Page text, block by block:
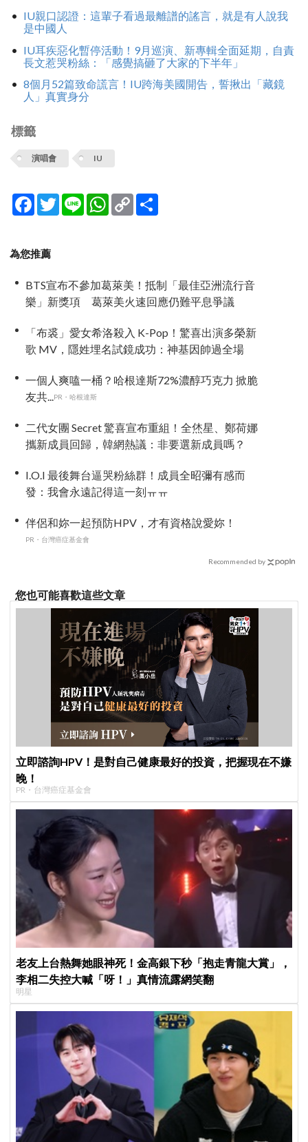
IU親口認證：這輩子看過最離譜的謠言，就是有人說我
是中國人
IU耳疾惡化暫停活動！9月巡演、新專輯全面延期，自責
長文惹哭粉絲：「感覺搞砸了大家的下半年」
8個月52篇致命謊言！IU跨海美國開告，誓揪出「藏鏡
人」真實身分
標籤
演唱會 IU
Facebook
TwitterLine WhatsApp
Copy
Link
為您推薦
BTS宣布不參加葛萊美！抵制「最佳亞洲流行音
樂」新獎項 葛萊美火速回應仍難平息爭議
「布裘」愛女希洛殺入 K-Pop！驚喜出演多榮新
歌 MV，隱姓埋名試鏡成功：神基因帥過全場
一個人爽嗑一桶？哈根達斯72%濃醇巧克力 掀脆
友共...PR・哈根達斯
二代女團 Secret 驚喜宣布重組！全烋星、鄭荷娜
攜新成員回歸，韓網熱議：非要選新成員嗎？
I.O.I 最後舞台逼哭粉絲群！成員全昭彌有感而
發：我會永遠記得這一刻ㅠㅠ
伴侶和妳一起預防HPV，才有資格說愛妳！
PR・台灣癌症基金會
Recommended by
您也可能喜歡這些文章
立即諮詢HPV！是對自己健康最好的投資，把握現在不嫌
晚！
PR・台灣癌症基金會
老友上台熱舞她眼神死！金高銀下秒「抱走青龍大賞」，
李相二失控大喊「呀！」真情流露網笑翻
明星